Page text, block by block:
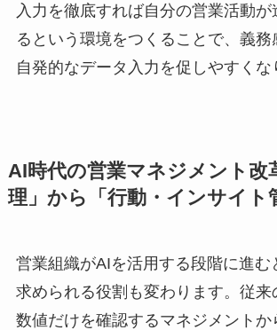
入力を徹底すれば自分の営業活動
るという環境をつくることで、義務
自発的なデータ入力を促しやすくな
AI時代の営業マネジメント改
理」から「行動・インサイト
営業組織がAIを活用する段階に進む
求められる役割も変わります。従来
数値だけを確認するマネジメントか